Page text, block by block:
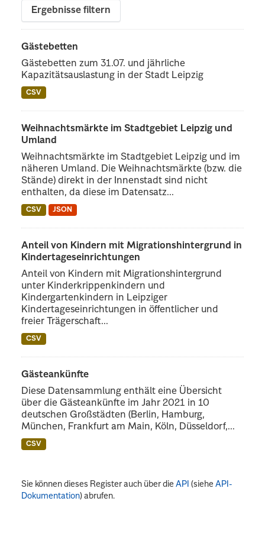
Ergebnisse filtern
Gästebetten
Gästebetten zum 31.07. und jährliche
Kapazitätsauslastung in der Stadt Leipzig
CSV
Weihnachtsmärkte im Stadtgebiet Leipzig und
Umland
Weihnachtsmärkte im Stadtgebiet Leipzig und im
näheren Umland. Die Weihnachtsmärkte (bzw. die
Stände) direkt in der Innenstadt sind nicht
enthalten, da diese im Datensatz...
CSV JSON
Anteil von Kindern mit Migrationshintergrund in
Kindertageseinrichtungen
Anteil von Kindern mit Migrationshintergrund
unter Kinderkrippenkindern und
Kindergartenkindern in Leipziger
Kindertageseinrichtungen in öffentlicher und
freier Trägerschaft...
CSV
Gästeankünfte
Diese Datensammlung enthält eine Übersicht
über die Gästeankünfte im Jahr 2021 in 10
deutschen Großstädten (Berlin, Hamburg,
München, Frankfurt am Main, Köln, Düsseldorf,...
CSV
Sie können dieses Register auch über dieAPI (sieheAPI-
Dokumentation) abrufen.